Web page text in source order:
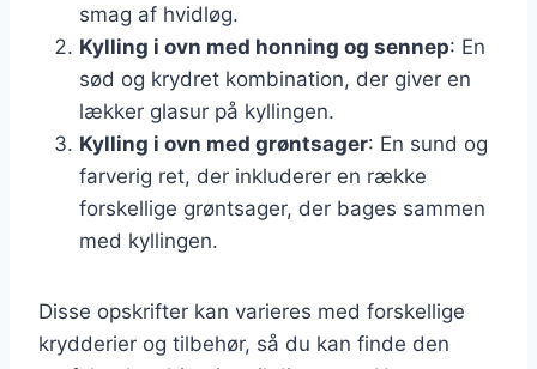
smag af hvidløg.
Kylling i ovn med honning og sennep: En
sød og krydret kombination, der giver en
lækker glasur på kyllingen.
Kylling i ovn med grøntsager: En sund og
farverig ret, der inkluderer en række
forskellige grøntsager, der bages sammen
med kyllingen.
Disse opskrifter kan varieres med forskellige
krydderier og tilbehør, så du kan finde den